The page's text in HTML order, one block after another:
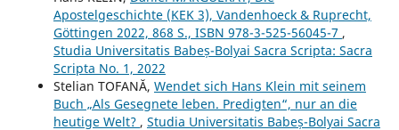
Apostelgeschichte (KEK 3), Vandenhoeck & Ruprecht,
Göttingen 2022, 868 S., ISBN 978-3-525-56045-7 ,
Studia Universitatis Babeș-Bolyai Sacra Scripta: Sacra
Scripta No. 1, 2022
Stelian TOFANĂ, Wendet sich Hans Klein mit seinem
Buch „Als Gesegnete leben. Predigten“, nur an die
heutige Welt? , Studia Universitatis Babeș-Bolyai Sacra